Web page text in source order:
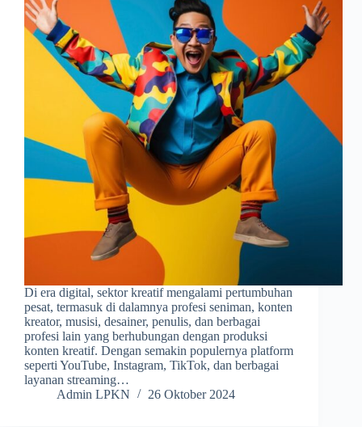
Di era digital, sektor kreatif mengalami pertumbuhan
pesat, termasuk di dalamnya profesi seniman, konten
kreator, musisi, desainer, penulis, dan berbagai
profesi lain yang berhubungan dengan produksi
konten kreatif. Dengan semakin populernya platform
seperti YouTube, Instagram, TikTok, dan berbagai
layanan streaming…
Admin LPKN
26 Oktober 2024